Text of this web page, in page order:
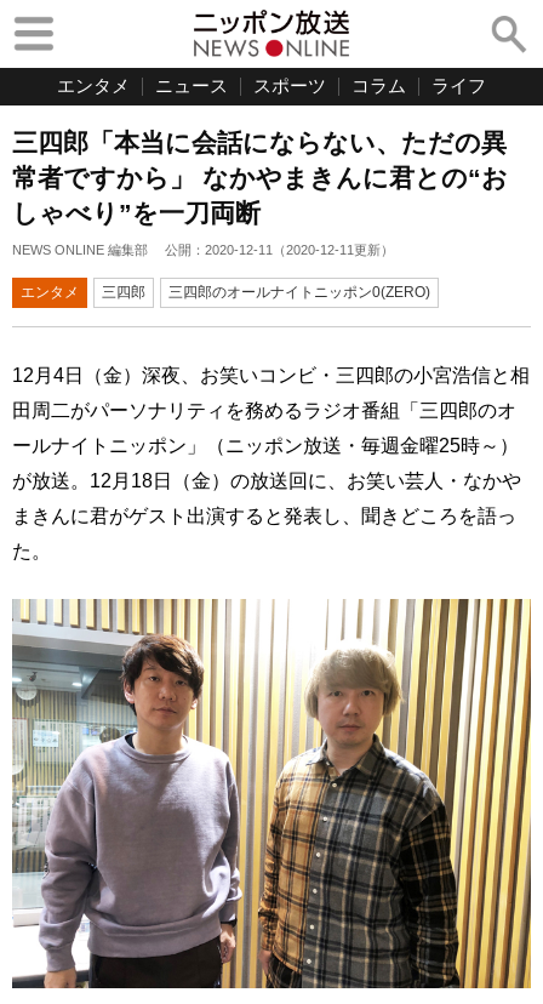
エンタメ ニュース スポーツ コラム ライフ
三四郎「本当に会話にならない、ただの異
常者ですから」 なかやまきんに君との“お
しゃべり”を一刀両断
NEWS ONLINE 編集部 公開： 2020-12-11 （2020-12-11更新）
エンタメ 三四郎 三四郎のオールナイトニッポン0(ZERO)
12月4日（金）深夜、お笑いコンビ・三四郎の小宮浩信と相
田周二がパーソナリティを務めるラジオ番組「三四郎のオ
ールナイトニッポン」（ニッポン放送・毎週金曜25時～）
が放送。12月18日（金）の放送回に、お笑い芸人・なかや
まきんに君がゲスト出演すると発表し、聞きどころを語っ
た。